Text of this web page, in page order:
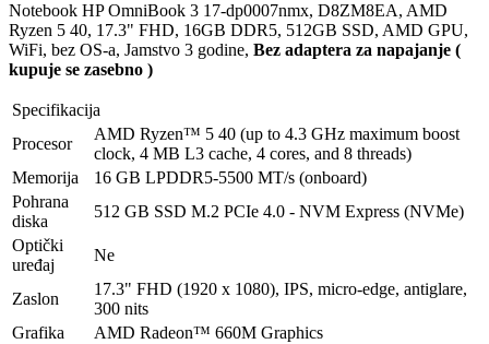
Notebook HP OmniBook 3 17-dp0007nmx, D8ZM8EA, AMD
Ryzen 5 40, 17.3" FHD, 16GB DDR5, 512GB SSD, AMD GPU,
WiFi, bez OS-a, Jamstvo 3 godine, Bez adaptera za napajanje (
kupuje se zasebno )
Specifikacija
Procesor
AMD Ryzen™ 5 40 (up to 4.3 GHz maximum boost
clock, 4 MB L3 cache, 4 cores, and 8 threads)
Memorija
16 GB LPDDR5-5500 MT/s (onboard)
Pohrana
diska
512 GB SSD M.2 PCIe 4.0 - NVM Express (NVMe)
Optički
uređaj
Ne
Zaslon
17.3" FHD (1920 x 1080), IPS, micro-edge, antiglare,
300 nits
Grafika
AMD Radeon™ 660M Graphics